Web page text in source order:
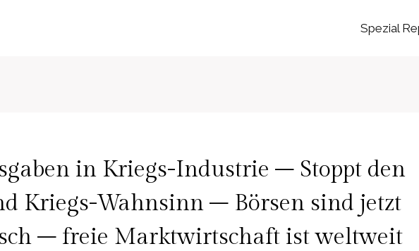
Spezial
in Kriegs-Industrie – Stoppt den
Kriegs-Wahnsinn – Börsen sind jetzt
– freie Marktwirtschaft ist weltweit